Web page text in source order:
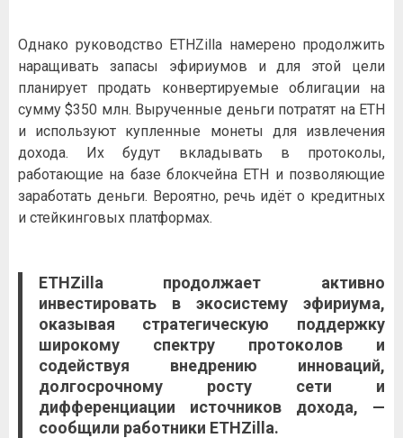
Однако руководство ETHZilla намерено продолжить
наращивать запасы эфириумов и для этой цели
планирует продать конвертируемые облигации на
сумму $350 млн. Вырученные деньги потратят на ETH
и используют купленные монеты для извлечения
дохода. Их будут вкладывать в протоколы,
работающие на базе блокчейна ETH и позволяющие
заработать деньги. Вероятно, речь идёт о кредитных
и стейкинговых платформах.
ETHZilla продолжает активно
инвестировать в экосистему эфириума,
оказывая стратегическую поддержку
широкому спектру протоколов и
содействуя внедрению инноваций,
долгосрочному росту сети и
дифференциации источников дохода, —
сообщили работники ETHZilla.